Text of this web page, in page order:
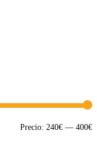
Precio: 240€ — 400€